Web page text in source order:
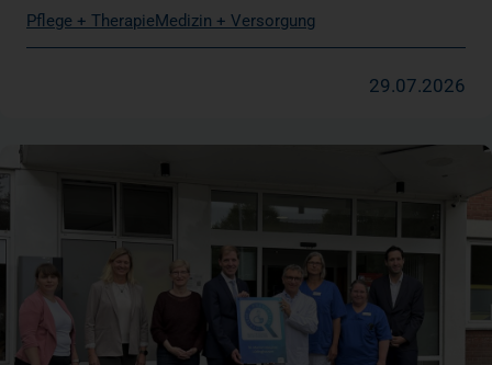
Pflege + Therapie Medizin + Versorgung
29.07.2026